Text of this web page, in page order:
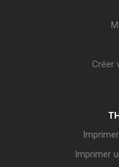
Créer
Imprimer